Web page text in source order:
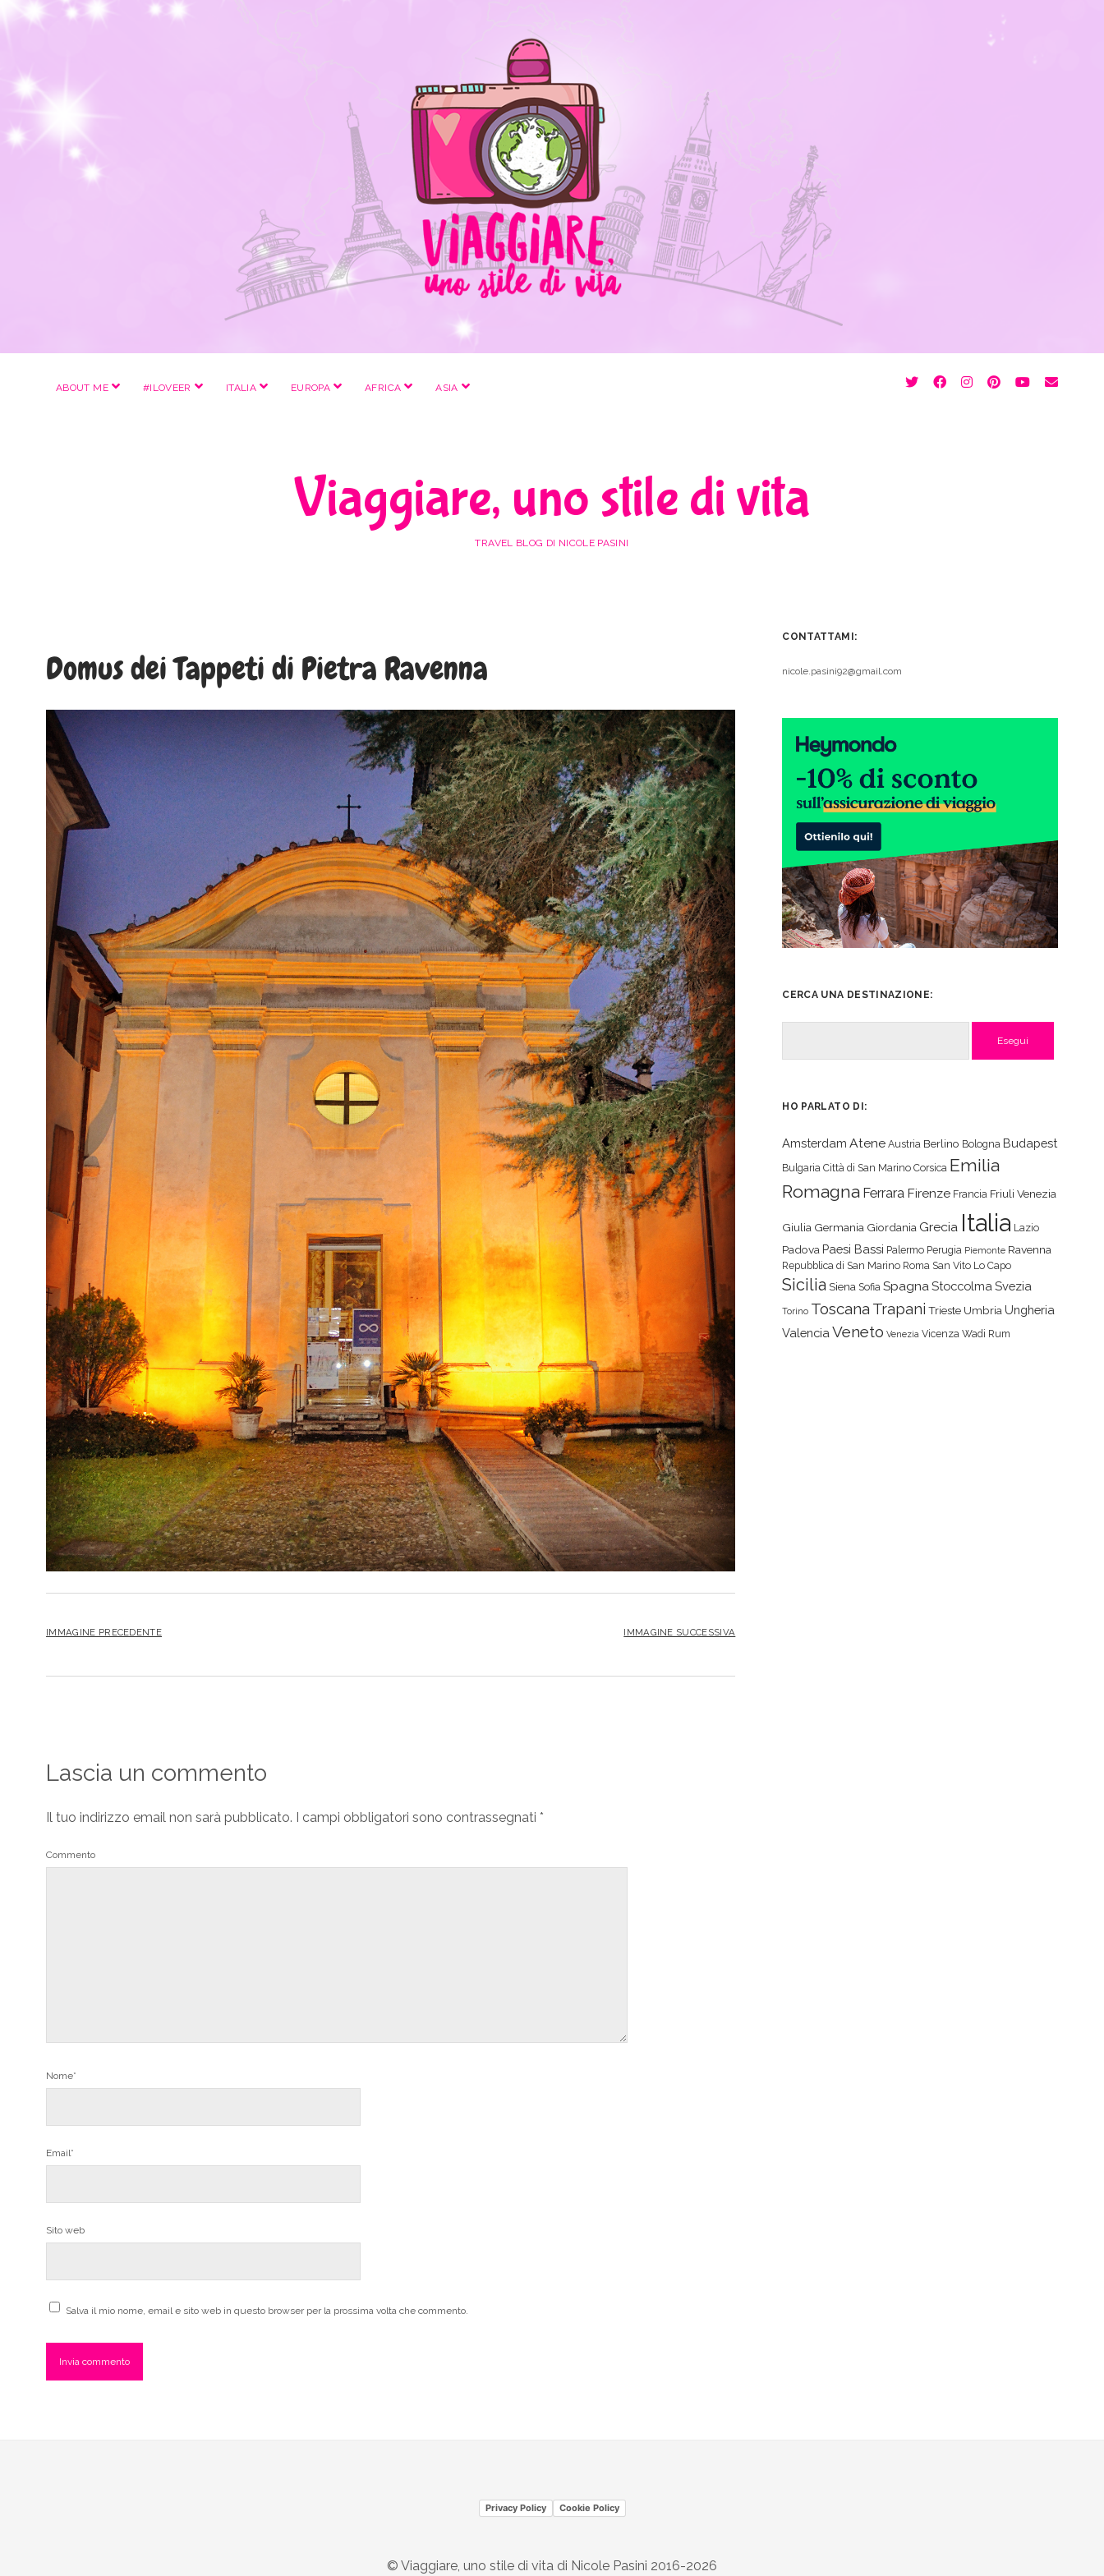
ABOUT ME apri
#ILOVEER apri
ITALIA apri
EUROPA apri
AFRICA apri
ASIA apri
twitterfacebookinstagram
pinterest
youtube
email
Viaggiare, uno stile di vita
TRAVEL BLOG DI NICOLE PASINI
Domus dei Tappeti di Pietra Ravenna
IMMAGINE PRECEDENTE IMMAGINE SUCCESSIVA
Lascia un commento
Il tuo indirizzo email non sarà pubblicato. I campi obbligatori sono contrassegnati *
Commento
Nome*
Email*
Sito web
Salva il mio nome, email e sito web in questo browser per la prossima volta che commento.
CONTATTAMI:
nicole.pasini92@gmail.com
CERCA UNA DESTINAZIONE:
HO PARLATO DI:
Amsterdam Atene Austria Berlino Bologna Budapest
Bulgaria Città di San Marino Corsica Emilia
Romagna Ferrara Firenze Francia Friuli Venezia
Giulia Germania Giordania Grecia Italia Lazio
Padova Paesi Bassi Palermo Perugia Piemonte Ravenna
Repubblica di San Marino Roma San Vito Lo Capo
Sicilia Siena Sofia SpagnaStoccolma Svezia
Torino Toscana Trapani Trieste Umbria Ungheria
Valencia Veneto Venezia Vicenza Wadi Rum
Privacy Policy Cookie Policy
© Viaggiare, uno stile di vita di Nicole Pasini 2016-2026